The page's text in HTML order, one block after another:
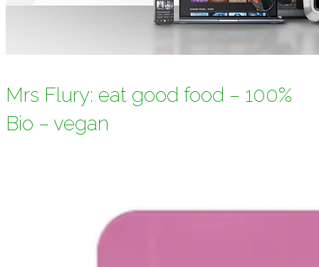
Mrs Flury: eat good food – 100%
Bio – vegan